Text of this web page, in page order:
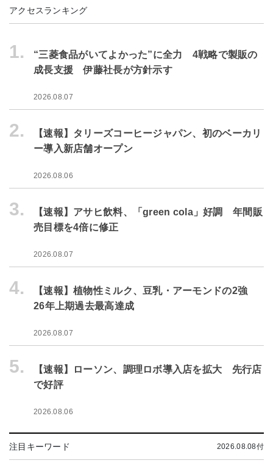
アクセスランキング
1.
“三菱食品がいてよかった”に全力 4戦略で製販の
成長支援 伊藤社長が方針示す
2026.08.07
2.
【速報】タリーズコーヒージャパン、初のベーカリ
ー導入新店舗オープン
2026.08.06
3.
【速報】アサヒ飲料、「green cola」好調 年間販
売目標を4倍に修正
2026.08.07
4.
【速報】植物性ミルク、豆乳・アーモンドの2強
26年上期過去最高達成
2026.08.07
5.
【速報】ローソン、調理ロボ導入店を拡大 先行店
で好評
2026.08.06
注目キーワード 2026.08.08付